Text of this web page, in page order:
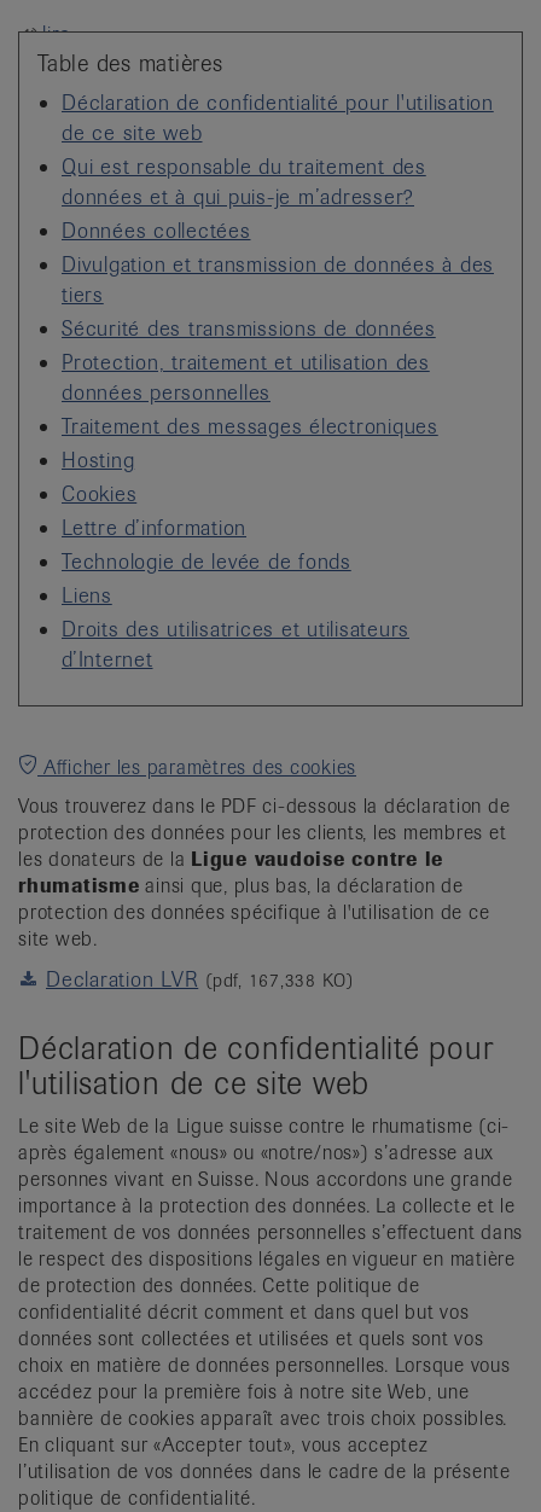
lire
Table des matières
Déclaration de confidentialité pour l'utilisation
de ce site web
Qui est responsable du traitement des
données et à qui puis-je m’adresser?
Données collectées
Divulgation et transmission de données à des
tiers
Sécurité des transmissions de données
Protection, traitement et utilisation des
données personnelles
Traitement des messages électroniques
Hosting
Cookies
Lettre d’information
Technologie de levée de fonds
Liens
Droits des utilisatrices et utilisateurs
d’Internet
Afficher les paramètres des cookies
Vous trouverez dans le PDF ci-dessous la déclaration de
protection des données pour les clients, les membres et
les donateurs de la Ligue vaudoise contre le
rhumatisme ainsi que, plus bas, la déclaration de
protection des données spécifique à l'utilisation de ce
site web.
Declaration LVR (pdf, 167,338 KO)
Déclaration de confidentialité pour
l'utilisation de ce site web
Le site Web de la Ligue suisse contre le rhumatisme (ci-
après également «nous» ou «notre/nos») s’adresse aux
personnes vivant en Suisse. Nous accordons une grande
importance à la protection des données. La collecte et le
traitement de vos données personnelles s’effectuent dans
le respect des dispositions légales en vigueur en matière
de protection des données. Cette politique de
confidentialité décrit comment et dans quel but vos
données sont collectées et utilisées et quels sont vos
choix en matière de données personnelles. Lorsque vous
accédez pour la première fois à notre site Web, une
bannière de cookies apparaît avec trois choix possibles.
En cliquant sur «Accepter tout», vous acceptez
l’utilisation de vos données dans le cadre de la présente
politique de confidentialité.